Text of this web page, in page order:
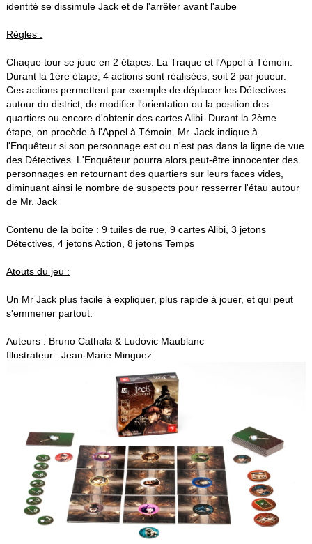
identité se dissimule Jack et de l'arrêter avant l'aube
Règles :
Chaque tour se joue en 2 étapes: La Traque et l'Appel à Témoin.
Durant la 1ère étape, 4 actions sont réalisées, soit 2 par joueur.
Ces actions permettent par exemple de déplacer les Détectives
autour du district, de modifier l'orientation ou la position des
quartiers ou encore d'obtenir des cartes Alibi. Durant la 2ème
étape, on procède à l'Appel à Témoin. Mr. Jack indique à
l'Enquêteur si son personnage est ou n'est pas dans la ligne de vue
des Détectives. L'Enquêteur pourra alors peut-être innocenter des
personnages en retournant des quartiers sur leurs faces vides,
diminuant ainsi le nombre de suspects pour resserrer l'étau autour
de Mr. Jack
Contenu de la boîte : 9 tuiles de rue, 9 cartes Alibi, 3 jetons
Détectives, 4 jetons Action, 8 jetons Temps
Atouts du jeu :
Un Mr Jack plus facile à expliquer, plus rapide à jouer, et qui peut
s'emmener partout.
Auteurs : Bruno Cathala & Ludovic Maublanc
Illustrateur : Jean-Marie Minguez